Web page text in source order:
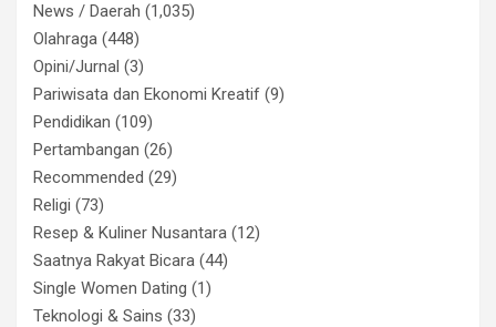
News / Daerah (1,035)
Olahraga (448)
Opini/Jurnal (3)
Pariwisata dan Ekonomi Kreatif (9)
Pendidikan (109)
Pertambangan (26)
Recommended (29)
Religi (73)
Resep & Kuliner Nusantara (12)
Saatnya Rakyat Bicara (44)
Single Women Dating (1)
Teknologi & Sains (33)